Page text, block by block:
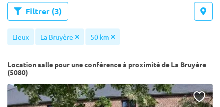
Filtrer (3)
Lieux La Bruyère 50 km
Location salle pour une conférence à proximité de La Bruyère
(5080)